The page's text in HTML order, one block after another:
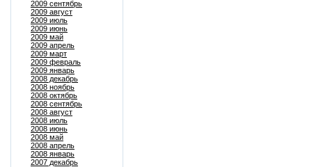
2009 сентябрь
2009 август
2009 июль
2009 июнь
2009 май
2009 апрель
2009 март
2009 февраль
2009 январь
2008 декабрь
2008 ноябрь
2008 октябрь
2008 сентябрь
2008 август
2008 июль
2008 июнь
2008 май
2008 апрель
2008 январь
2007 декабрь